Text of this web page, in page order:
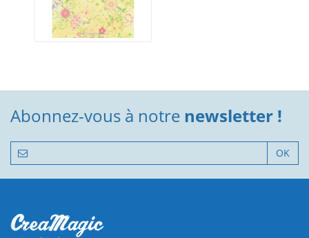
Abonnez-vous à notre newsletter !
OK